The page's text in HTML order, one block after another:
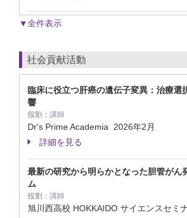
▼全件表示
社会貢献活動
臨床に役立つ肝癌の遺伝子変異：治療選
響
役割： 講師
Dr's Prime Academia 2026年2月
詳細を見る
最新の研究から明らかとなった胆管がん
ム
役割： 講師
旭川西高校 HOKKAIDO サイエンスセミ